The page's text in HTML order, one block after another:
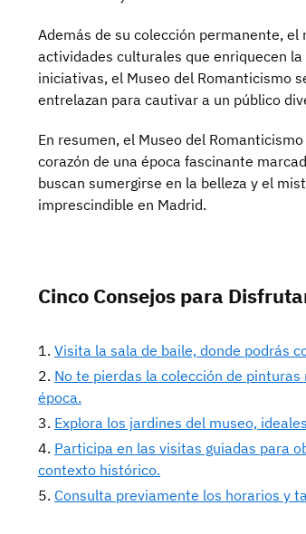
Además de su colección permanente,
actividades culturales que enriquecen
iniciativas, el Museo del Romanticismo
entrelazan para cautivar a un público
En resumen, el Museo del
corazón de una época fascinante
buscan sumergirse en la belleza y el
imprescindible en Madrid.
Cinco Consejos para
Visita la sala de baile, donde podrás
No te pierdas la colección de
época.
Explora los jardines del museo,
Participa en las visitas guiadas para
contexto histórico.
Consulta previamente los horarios y